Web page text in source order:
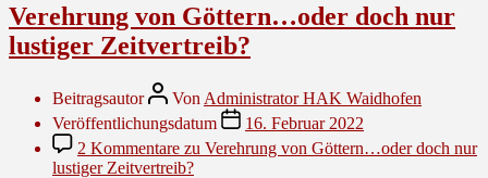
Verehrung von Göttern…oder doch nur
lustiger Zeitvertreib?
Beitragsautor Von Administrator HAK Waidhofen
Veröffentlichungsdatum
16. Februar 2022
2 Kommentare zu Verehrung von Göttern…oder doch nur
lustiger Zeitvertreib?